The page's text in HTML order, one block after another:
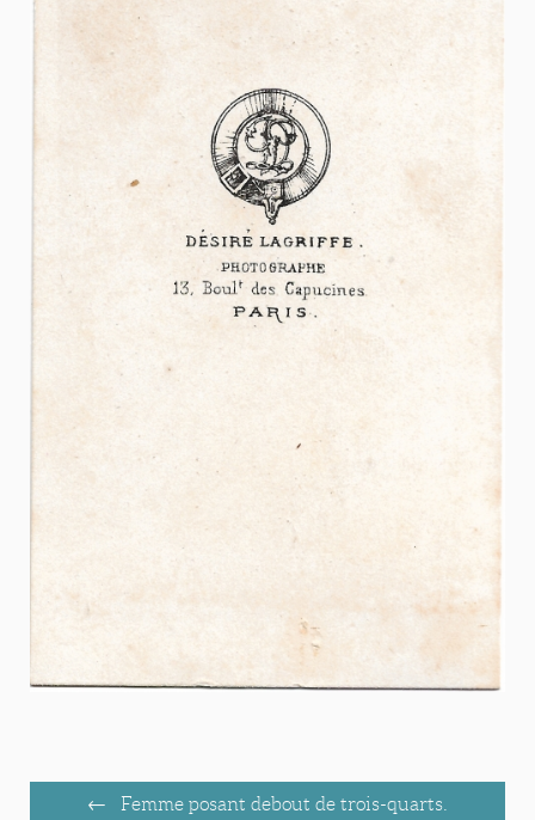
Femme posant debout de trois-quarts.